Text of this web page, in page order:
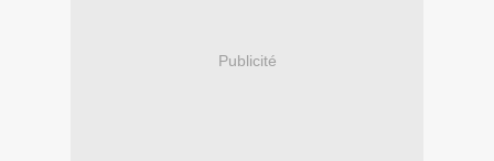
Publicité